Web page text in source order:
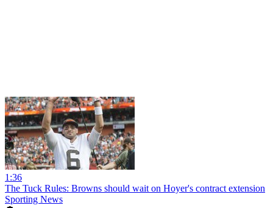
1:36
The Tuck Rules: Browns should wait on Hoyer's contract extension
Sporting News